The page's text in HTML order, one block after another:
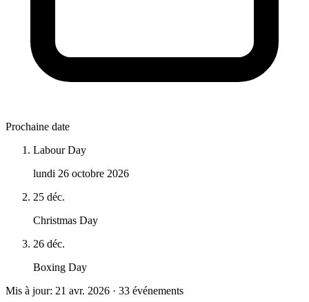
Prochaine date
Labour Day
lundi 26 octobre 2026
25 déc.
Christmas Day
26 déc.
Boxing Day
Mis à jour: 21 avr. 2026 · 33 événements